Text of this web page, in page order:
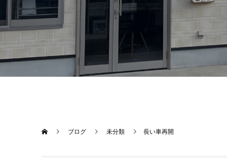
ブログ 未分類 長い車再開